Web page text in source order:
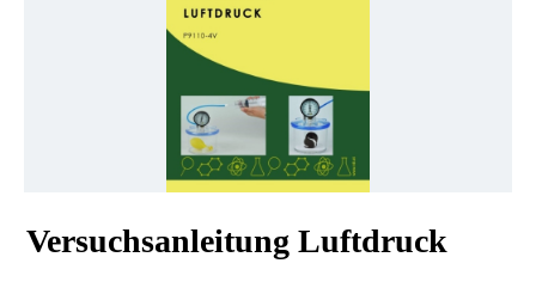
Versuchsanleitung Luftdruck